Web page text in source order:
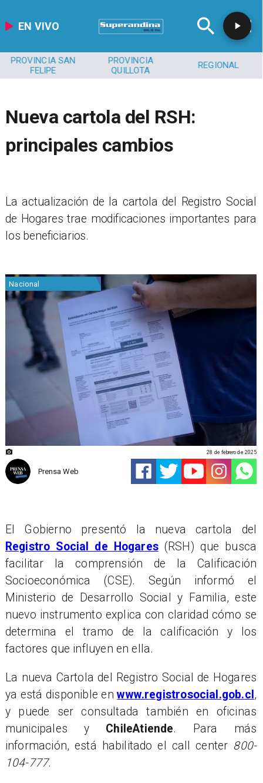
EN VIVO
PROVINCIA SAN
FELIPE
PROVINCIA
QUILLOTA
REGIONAL
Nueva cartola del RSH:
principales cambios
La actualización de la cartola del Registro Social
de Hogares trae modificaciones importantes para
los beneficiarios.
Nacional
Prensa Web
28 de febrero de 2025
El Gobierno presentó la nueva cartola del
Registro Social de Hogares(RSH) que busca
facilitar la comprensión de la Calificación
Socioeconómica (CSE). Según informó el
Ministerio de Desarrollo Social y Familia, este
nuevo instrumento explica con claridad cómo se
determina el tramo de la calificación y los
factores que influyen en ella.
La nueva Cartola del Registro Social de Hogares
ya está disponible enwww.registrosocial.gob.cl,
y puede ser consultada también en oficinas
municipales y ChileAtiende. Para más
información, está habilitado el call center 800-
104-777.